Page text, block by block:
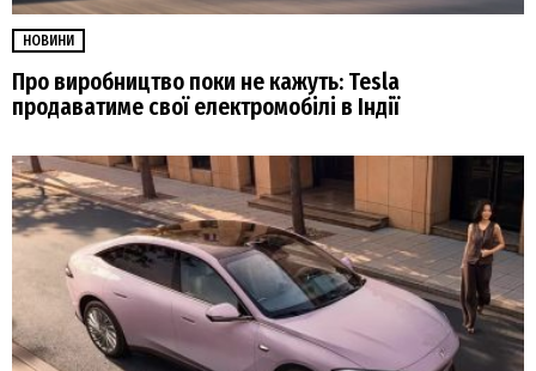
НОВИНИ
Про виробництво поки не кажуть: Tesla
продаватиме свої електромобілі в Індії